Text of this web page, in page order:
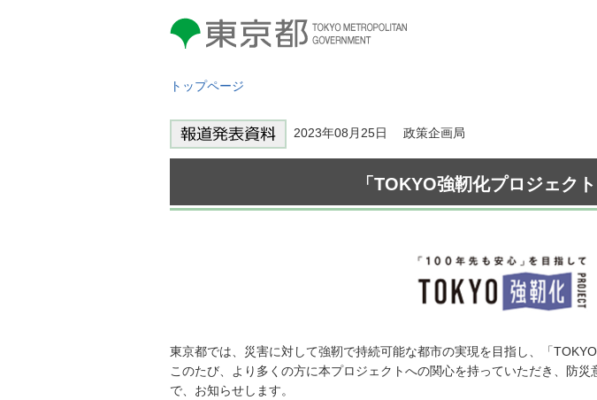
東京都 TOKYO METROPOLITAN
GOVERNMENT
トップページ
2023年08月25日 政策企画局
「TOKYO強靭化プロジェク
東京都では、災害に対して強靭で持続可能な都市の実現を目指し、「
このたび、より多くの方に本プロジェクトへの関心を持っていただき、防
で、お知らせします。